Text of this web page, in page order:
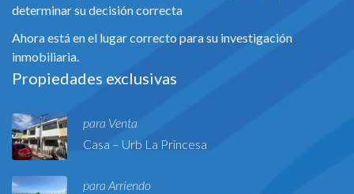
determinar su decisión correcta
Ahora está en el lugar correcto para su investigación
inmobiliaria.
Propiedades exclusivas
para Venta
Casa – Urb La Princesa
para Arriendo